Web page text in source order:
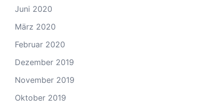
Juni 2020
März 2020
Februar 2020
Dezember 2019
November 2019
Oktober 2019